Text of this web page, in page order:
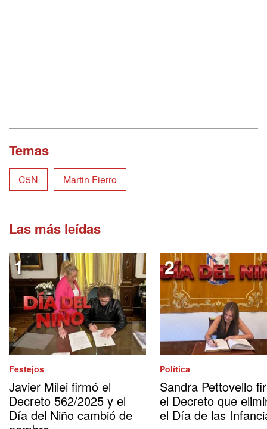
Temas
C5N Martin Fierro
Las más leídas
Festejos
Javier Milei firmó el
Decreto 562/2025 y el
Día del Niño cambió de
Política
Sandra Pettovello
el Decreto que
el Día de las